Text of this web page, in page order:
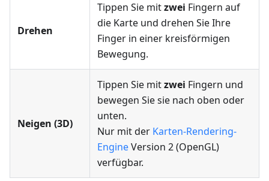
Drehen
Tippen Sie mitzwei Fingern auf
die Karte und drehen Sie Ihre
Finger in einer kreisförmigen
Bewegung.
Neigen (3D)
Tippen Sie mitzwei Fingern und
bewegen Sie sie nach oben oder
unten.
Nur mit der Karten-Rendering-
EngineVersion 2 (OpenGL)
verfügbar.